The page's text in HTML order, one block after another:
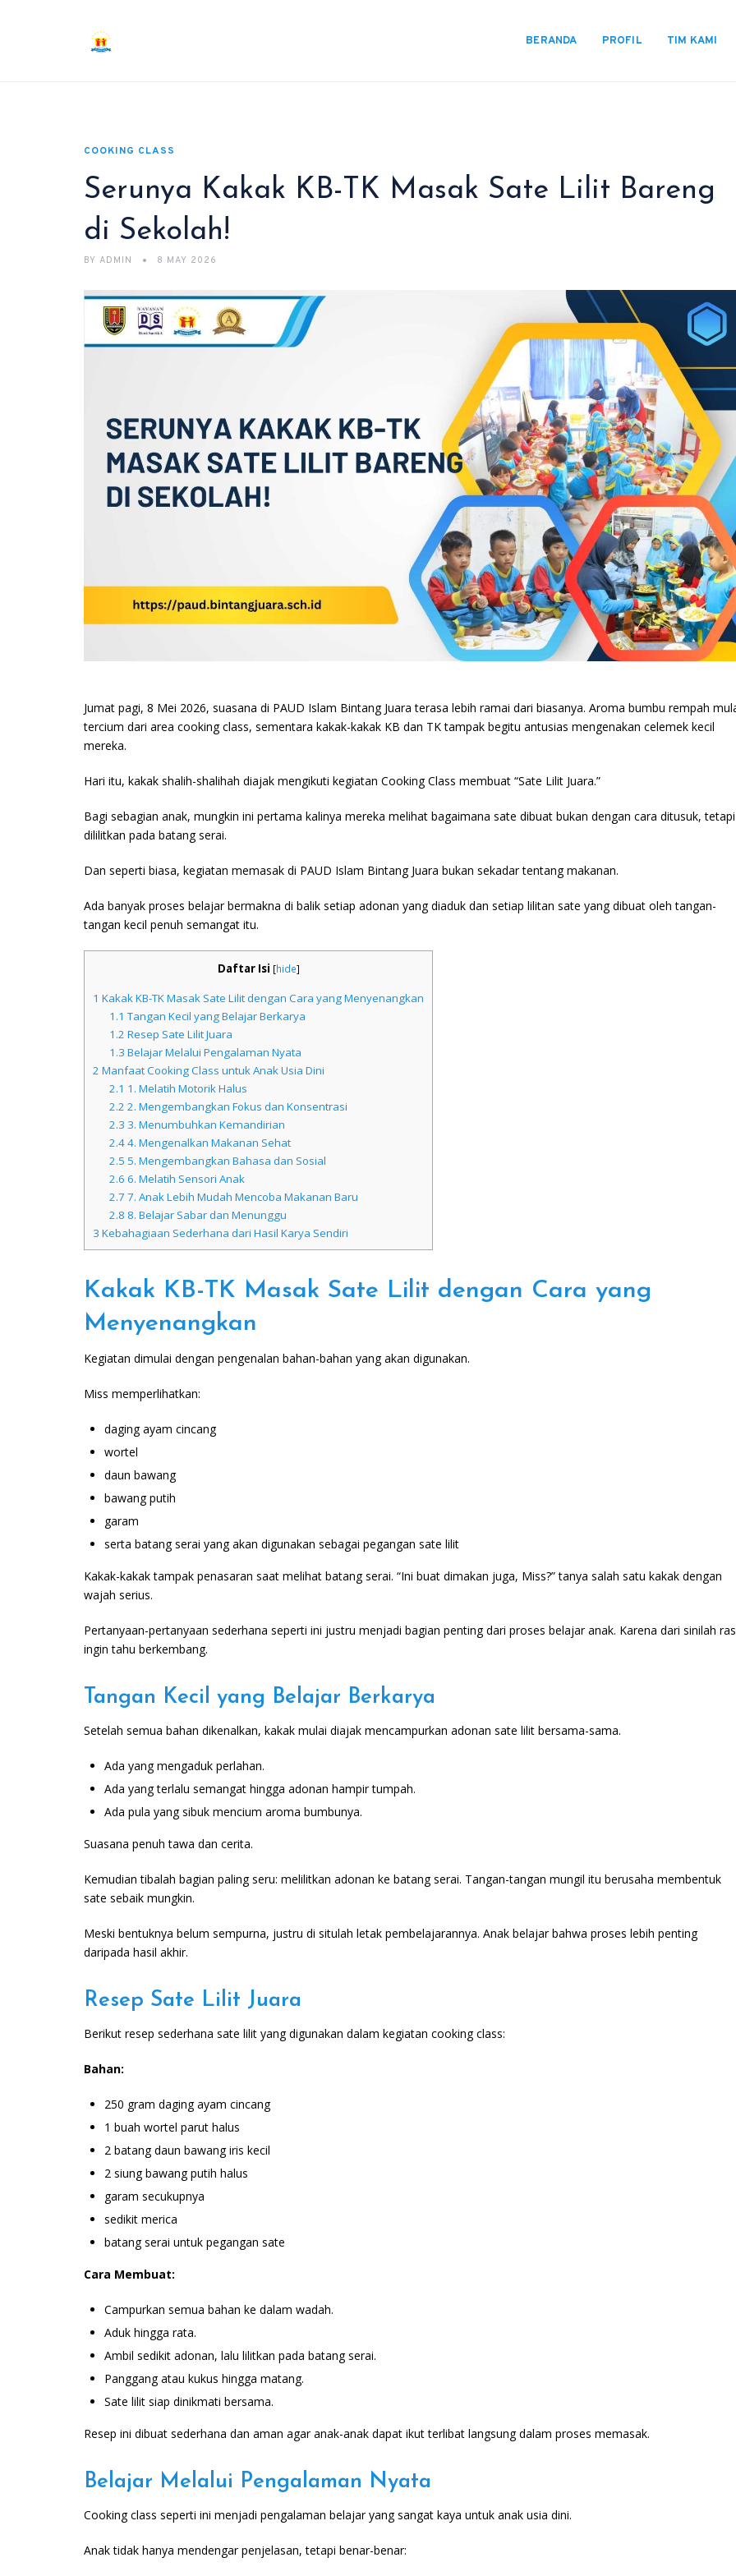
BERANDA PROFIL TIM KAMI
COOKING CLASS
Serunya Kakak KB-TK Masak Sate Lilit Bareng
di Sekolah!
BY ADMIN 8 MAY 2026
Jumat pagi, 8 Mei 2026, suasana di PAUD Islam Bintang Juara terasa lebih ramai dari biasanya. Aroma bumbu rempah
tercium dari area cooking class, sementara kakak-kakak KB dan TK tampak begitu antusias mengenakan celemek kecil
mereka.
Hari itu, kakak shalih-shalihah diajak mengikuti kegiatan Cooking Class membuat “Sate Lilit Juara.”
Bagi sebagian anak, mungkin ini pertama kalinya mereka melihat bagaimana sate dibuat bukan dengan cara ditusuk, tetapi
dililitkan pada batang serai.
Dan seperti biasa, kegiatan memasak di PAUD Islam Bintang Juara bukan sekadar tentang makanan.
Ada banyak proses belajar bermakna di balik setiap adonan yang diaduk dan setiap lilitan sate yang dibuat oleh tangan-
tangan kecil penuh semangat itu.
Daftar Isi [hide]
1 Kakak KB-TK Masak Sate Lilit dengan Cara yang Menyenangkan
1.1 Tangan Kecil yang Belajar Berkarya
1.2 Resep Sate Lilit Juara
1.3 Belajar Melalui Pengalaman Nyata
2 Manfaat Cooking Class untuk Anak Usia Dini
2.1 1. Melatih Motorik Halus
2.2 2. Mengembangkan Fokus dan Konsentrasi
2.3 3. Menumbuhkan Kemandirian
2.44. Mengenalkan Makanan Sehat
2.5 5. Mengembangkan Bahasa dan Sosial
2.6 6. Melatih Sensori Anak
2.7 7. Anak Lebih Mudah Mencoba Makanan Baru
2.8 8. Belajar Sabar dan Menunggu
3 Kebahagiaan Sederhana dari Hasil Karya Sendiri
Kakak KB-TK Masak Sate Lilit dengan Cara yang
Menyenangkan
Kegiatan dimulai dengan pengenalan bahan-bahan yang akan digunakan.
Miss memperlihatkan:
daging ayam cincang
wortel
daun bawang
bawang putih
garam
serta batang serai yang akan digunakan sebagai pegangan sate lilit
Kakak-kakak tampak penasaran saat melihat batang serai. “Ini buat dimakan juga, Miss?” tanya salah satu kakak dengan
wajah serius.
Pertanyaan-pertanyaan sederhana seperti ini justru menjadi bagian penting dari proses belajar anak. Karena dari sinilah
ingin tahu berkembang.
Tangan Kecil yang Belajar Berkarya
Setelah semua bahan dikenalkan, kakak mulai diajak mencampurkan adonan sate lilit bersama-sama.
Ada yang mengaduk perlahan.
Ada yang terlalu semangat hingga adonan hampir tumpah.
Ada pula yang sibuk mencium aroma bumbunya.
Suasana penuh tawa dan cerita.
Kemudian tibalah bagian paling seru: melilitkan adonan ke batang serai. Tangan-tangan mungil itu berusaha membentuk
sate sebaik mungkin.
Meski bentuknya belum sempurna, justru di situlah letak pembelajarannya. Anak belajar bahwa proses lebih penting
daripada hasil akhir.
Resep Sate Lilit Juara
Berikut resep sederhana sate lilit yang digunakan dalam kegiatan cooking class:
Bahan:
250 gram daging ayam cincang
1 buah wortel parut halus
2 batang daun bawang iris kecil
2 siung bawang putih halus
garam secukupnya
sedikit merica
batang serai untuk pegangan sate
Cara Membuat:
Campurkan semua bahan ke dalam wadah.
Aduk hingga rata.
Ambil sedikit adonan, lalu lilitkan pada batang serai.
Panggang atau kukus hingga matang.
Sate lilit siap dinikmati bersama.
Resep ini dibuat sederhana dan aman agar anak-anak dapat ikut terlibat langsung dalam proses memasak.
Belajar Melalui Pengalaman Nyata
Cooking class seperti ini menjadi pengalaman belajar yang sangat kaya untuk anak usia dini.
Anak tidak hanya mendengar penjelasan, tetapi benar-benar: